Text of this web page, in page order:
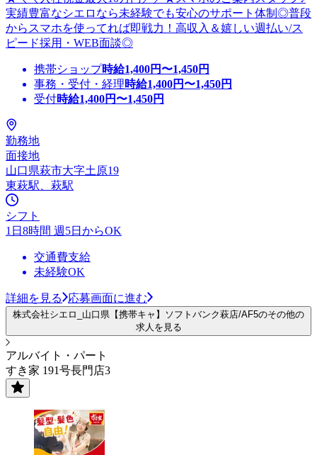
実績豊富なシエロなら未経験でも安心のサポート体制◎普段
からスマホを使ってれば即戦力！高収入＆嬉しい週払い/ス
ピード採用・WEB面談◎
携帯ショップ時給1,400円〜1,450円
事務・受付・経理時給1,400円〜1,450円
受付時給1,400円〜1,450円
勤務地
面接地
山口県萩市大字土原19
東萩駅、萩駅
シフト
1日8時間 週5日からOK
交通費支給
未経験OK
詳細を見る 応募画面に進む
株式会社シエロ_山口県【携帯キャ】ソフトバンク萩店/AF5のその他の
求人を見る
アルバイト・パート
すき家 191号長門店3